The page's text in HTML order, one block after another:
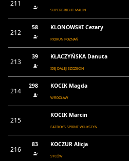
211
SUPERBRIGHT MALIN
212
58 KLONOWSKI Cezary
PIORUN POZNAŃ
213
39 KŁACZYŃSKA Danuta
IDĘ DALEJ SZCZECIN
214
298 KOCIK Magda
WROCŁAW
215
KOCIK Marcin
FATBOYS SPRINT WILKSZYN
216
83 KOCZUR Alicja
SYCÓW